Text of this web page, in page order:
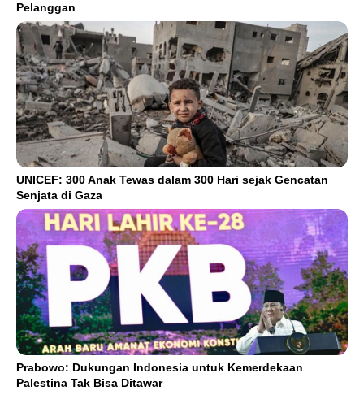
Pelanggan
UNICEF: 300 Anak Tewas dalam 300 Hari sejak Gencatan
Senjata di Gaza
Prabowo: Dukungan Indonesia untuk Kemerdekaan
Palestina Tak Bisa Ditawar